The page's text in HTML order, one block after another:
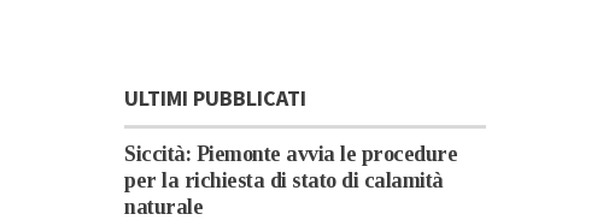
ULTIMI PUBBLICATI
Siccità: Piemonte avvia le procedure
per la richiesta di stato di calamità
naturale